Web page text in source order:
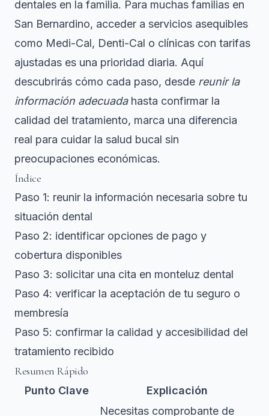
dentales en la familia. Para muchas familias en
San Bernardino, acceder a servicios asequibles
como Medi-Cal, Denti-Cal o clínicas con tarifas
ajustadas es una prioridad diaria. Aquí
descubrirás cómo cada paso, desde reunir la
información adecuadahasta confirmar la
calidad del tratamiento, marca una diferencia
real para cuidar la salud bucal sin
preocupaciones económicas.
Índice
Paso 1: reunir la información necesaria sobre tu
situación dental
Paso 2: identificar opciones de pago y
cobertura disponibles
Paso 3: solicitar una cita en monteluz dental
Paso 4: verificar la aceptación de tu seguro o
membresía
Paso 5: confirmar la calidad y accesibilidad del
tratamiento recibido
Resumen Rápido
Punto Clave Explicación
Necesitas comprobante de